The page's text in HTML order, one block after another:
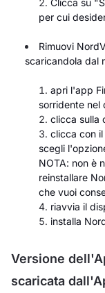
Clicca su
per cui
Rimuovi
scaricandola dal
apri l'app
sorridente nel
clicca sulla
clicca con
scegli
NOTA: non è
reinstallare
che vuoi
riavvia il
installa
Versione
scaricata